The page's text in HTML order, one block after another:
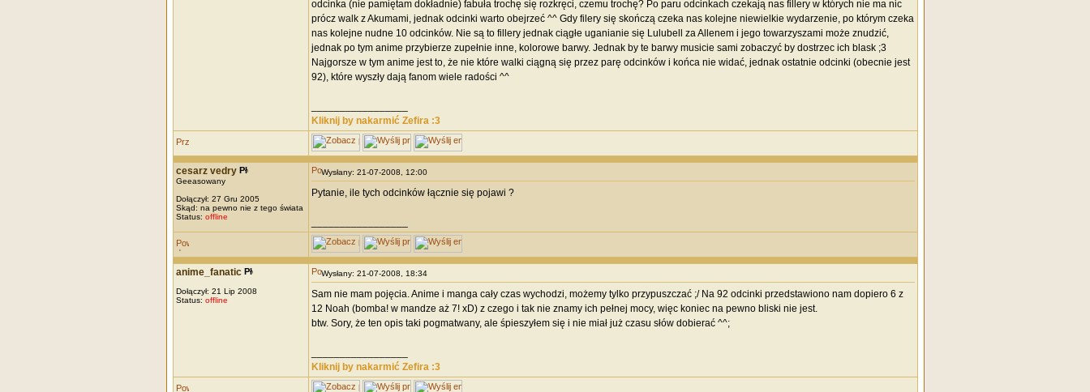
odcinka (nie pamiętam dokładnie) fabuła trochę się rozkręci, czemu trochę? Po paru odcinkach czekają nas fillery w których nie ma nic
prócz walk z Akumami, jednak odcinki warto obejrzeć ^^ Gdy filery się skończą czeka nas kolejne niewielkie wydarzenie, po którym czeka
nas kolejne nudne 10 odcinków. Nie są to fillery jednak ciągłe uganianie się Lulubell za Allenem i jego towarzyszami może znudzić,
jednak po tym anime przybierze zupełnie inne, kolorowe barwy. Jednak by te barwy musicie sami zobaczyć by dostrzec ich blask ;3
Najgorsze w tym anime jest to, że nie które walki ciągną się przez parę odcinków i końca nie widać, jednak ostatnie odcinki (obecnie jest
92), które wyszły dają fanom wiele radości ^^
Kliknij by nakarmić Zefira :3
cesarz vedry
Geeasowany
Dołączył: 27 Gru 2005
Skąd: na pewno nie z tego świata
Status: offline
Wysłany: 21-07-2008, 12:00
Pytanie, ile tych odcinków łącznie się pojawi ?
anime_fanatic
Dołączył: 21 Lip 2008
Status: offline
Wysłany: 21-07-2008, 18:34
Sam nie mam pojęcia. Anime i manga cały czas wychodzi, możemy tylko przypuszczać ;/ Na 92 odcinki przedstawiono nam dopiero 6 z
12 Noah (bomba! w mandze aż 7! xD) z czego i tak nie znamy ich pełnej mocy, więc koniec na pewno bliski nie jest.
btw. Sory, że ten opis taki pogmatwany, ale śpieszyłem się i nie miał już czasu słów dobierać ^^;
Kliknij by nakarmić Zefira :3